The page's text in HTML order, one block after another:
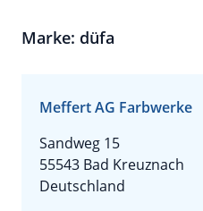
Marke: düfa
Meffert AG Farbwerke
Sandweg 15
55543 Bad Kreuznach
Deutschland